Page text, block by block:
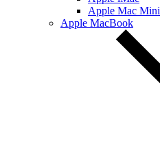
Apple Mac Mini
Apple MacBook